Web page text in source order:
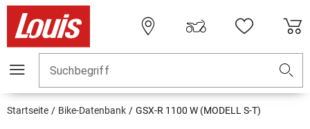
Suchbegriff
Startseite Bike-Datenbank GSX-R 1100 W (MODELL S-T)